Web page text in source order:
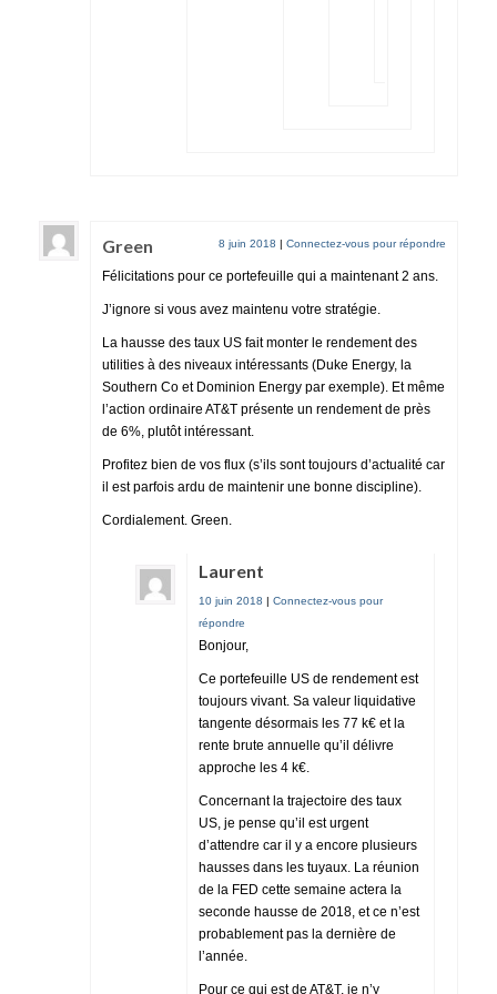
Green 8 juin 2018 | Connectez-vous pour répondre
Félicitations pour ce portefeuille qui a maintenant 2 ans.
J’ignore si vous avez maintenu votre stratégie.
La hausse des taux US fait monter le rendement des
utilities à des niveaux intéressants (Duke Energy, la
Southern Co et Dominion Energy par exemple). Et même
l’action ordinaire AT&T présente un rendement de près
de 6%, plutôt intéressant.
Profitez bien de vos flux (s’ils sont toujours d’actualité car
il est parfois ardu de maintenir une bonne discipline).
Cordialement. Green.
Laurent
10 juin 2018 | Connectez-vous pour
répondre
Bonjour,
Ce portefeuille US de rendement est
toujours vivant. Sa valeur liquidative
tangente désormais les 77 k€ et la
rente brute annuelle qu’il délivre
approche les 4 k€.
Concernant la trajectoire des taux
US, je pense qu’il est urgent
d’attendre car il y a encore plusieurs
hausses dans les tuyaux. La réunion
de la FED cette semaine actera la
seconde hausse de 2018, et ce n’est
probablement pas la dernière de
l’année.
Pour ce qui est de AT&T, je n’y